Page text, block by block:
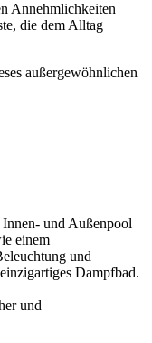
Annehmlichkeiten
die dem Alltag
außergewöhnlichen
Innen- und Außenpool
einem
und
Dampfbad.
und